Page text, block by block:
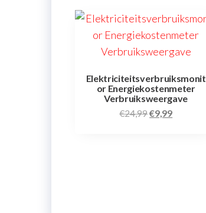
Elektriciteitsverbruiksmonit
or Energiekostenmeter
Verbruiksweergave
€24,99€9,99